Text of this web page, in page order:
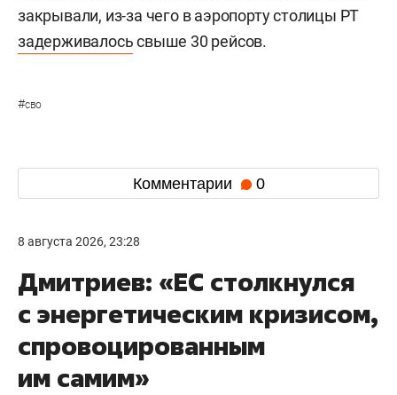
закрывали, из-за чего в аэропорту столицы РТ
задерживалосьсвыше 30 рейсов.
#сво
Комментарии 0
8 августа 2026, 23:28
Дмитриев: «ЕС столкнулся
с энергетическим кризисом,
спровоцированным
им самим»